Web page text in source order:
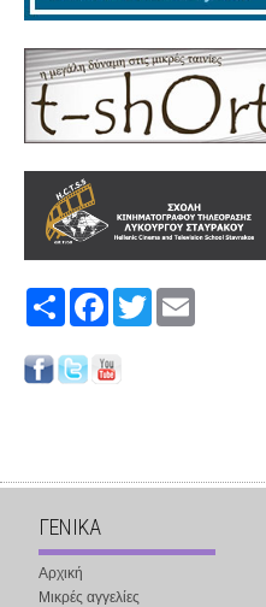
Share FacebookTwitter
ΓΕΝΙΚΑ
Αρχική
Μικρές αγγελίες